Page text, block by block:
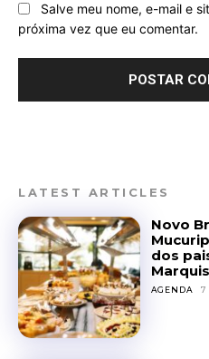
Salve meu nome, e-mail e
próxima vez que eu comentar.
LATEST ARTICLES
Novo
dos
AGENDA 7